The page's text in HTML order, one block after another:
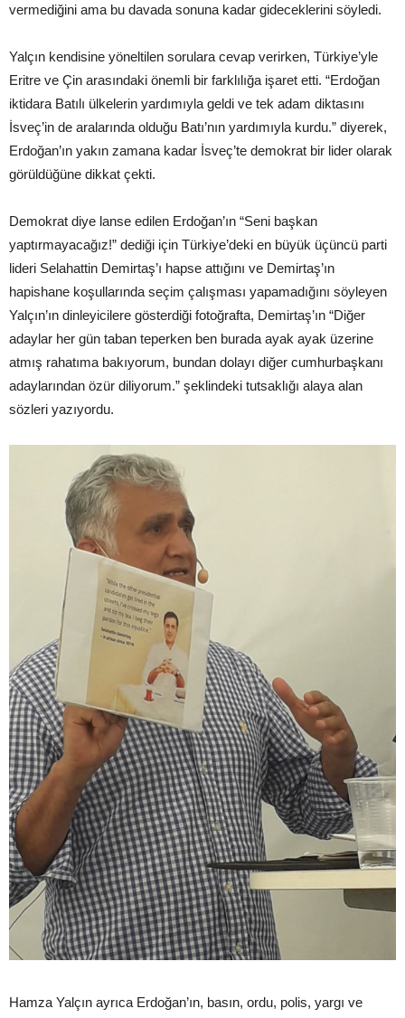
vermediğini ama bu davada sonuna kadar gideceklerini söyledi.
Yalçın kendisine yöneltilen sorulara cevap verirken, Türkiye’yle
Eritre ve Çin arasındaki önemli bir farklılığa işaret etti. “Erdoğan
iktidara Batılı ülkelerin yardımıyla geldi ve tek adam diktasını
İsveç’in de aralarında olduğu Batı’nın yardımıyla kurdu.” diyerek,
Erdoğan’ın yakın zamana kadar İsveç’te demokrat bir lider olarak
görüldüğüne dikkat çekti.
Demokrat diye lanse edilen Erdoğan’ın “Seni başkan
yaptırmayacağız!” dediği için Türkiye’deki en büyük üçüncü parti
lideri Selahattin Demirtaş’ı hapse attığını ve Demirtaş’ın
hapishane koşullarında seçim çalışması yapamadığını söyleyen
Yalçın’ın dinleyicilere gösterdiği fotoğrafta, Demirtaş’ın “Diğer
adaylar her gün taban teperken ben burada ayak ayak üzerine
atmış rahatıma bakıyorum, bundan dolayı diğer cumhurbaşkanı
adaylarından özür diliyorum.” şeklindeki tutsaklığı alaya alan
sözleri yazıyordu.
Hamza Yalçın ayrıca Erdoğan’ın, basın, ordu, polis, yargı ve